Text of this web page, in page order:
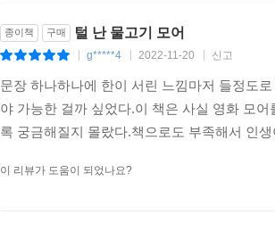
종이책 구매 털 난 물고기 모어
g*****4 2022-11-20 신고
문장 하나하나에 한이 서린 느낌마저 들정도
야 가능한 걸까 싶었다.이 책은 사실 영화 모
록 궁금해질지 몰랐다.책으로도 부족해서 인
이 리뷰가 도움이 되었나요?